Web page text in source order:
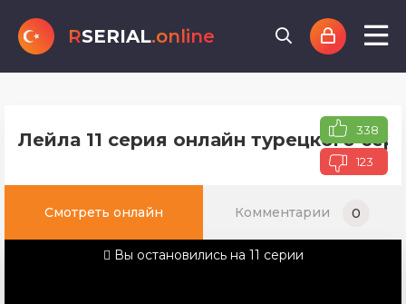
RSERIAL.online
Лейла 11 серия онлайн турецкого338
123
Смотреть онлайн Комментарии 0
Вы остановились на 11 серии